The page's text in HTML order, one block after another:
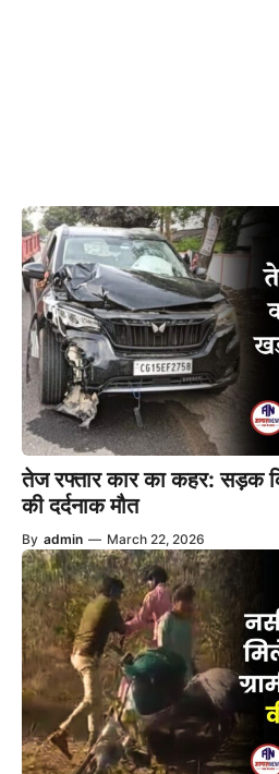
तेज रफ्तार कार का कहर: सड़क
की दर्दनाक मौत
By admin — March 22, 2026